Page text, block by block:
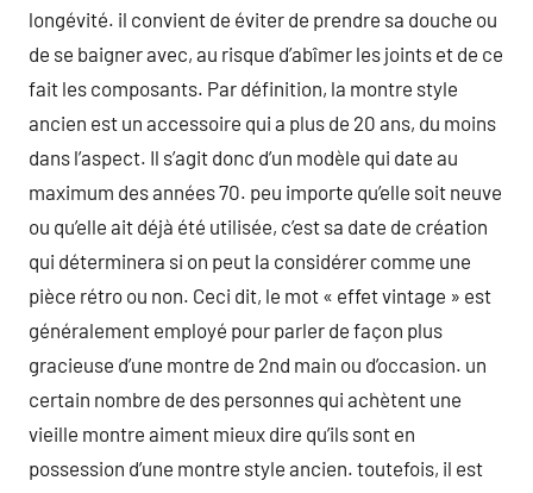
longévité. il convient de éviter de prendre sa douche ou
de se baigner avec, au risque d’abîmer les joints et de ce
fait les composants. Par définition, la montre style
ancien est un accessoire qui a plus de 20 ans, du moins
dans l’aspect. Il s’agit donc d’un modèle qui date au
maximum des années 70. peu importe qu’elle soit neuve
ou qu’elle ait déjà été utilisée, c’est sa date de création
qui déterminera si on peut la considérer comme une
pièce rétro ou non. Ceci dit, le mot « effet vintage » est
généralement employé pour parler de façon plus
gracieuse d’une montre de 2nd main ou d’occasion. un
certain nombre de des personnes qui achètent une
vieille montre aiment mieux dire qu’ils sont en
possession d’une montre style ancien. toutefois, il est